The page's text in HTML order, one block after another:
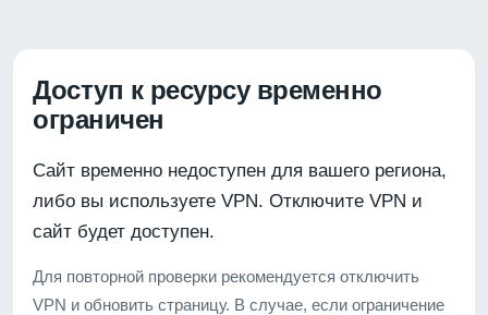
Доступ к ресурсу временно
ограничен
Сайт временно недоступен для вашего региона,
либо вы используете VPN. Отключите VPN и
сайт будет доступен.
Для повторной проверки рекомендуется отключить
VPN и обновить страницу. В случае, если ограничение